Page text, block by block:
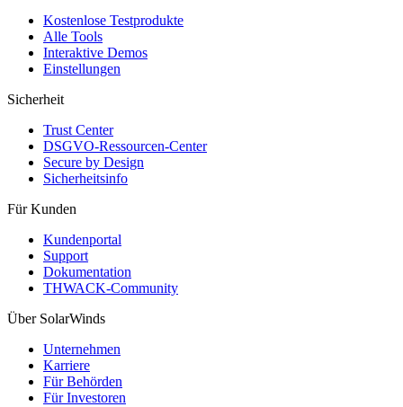
Kostenlose Testprodukte
Alle Tools
Interaktive Demos
Einstellungen
Sicherheit
Trust Center
DSGVO-Ressourcen-Center
Secure by Design
Sicherheitsinfo
Für Kunden
Kundenportal
Support
Dokumentation
THWACK-Community
Über SolarWinds
Unternehmen
Karriere
Für Behörden
Für Investoren